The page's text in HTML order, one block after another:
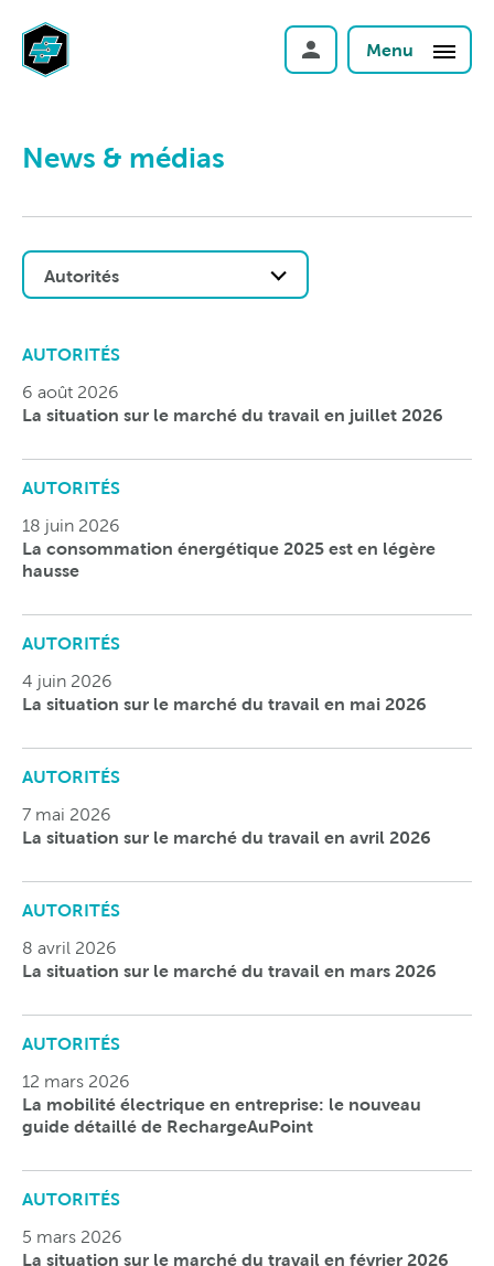
Menu
News & médias
Autorités
AUTORITÉS
6 août 2026
La situation sur le marché du travail en juillet 2026
AUTORITÉS
18 juin 2026
La consommation énergétique 2025 est en légère
hausse
AUTORITÉS
4 juin 2026
La situation sur le marché du travail en mai 2026
AUTORITÉS
7 mai 2026
La situation sur le marché du travail en avril 2026
AUTORITÉS
8 avril 2026
La situation sur le marché du travail en mars 2026
AUTORITÉS
12 mars 2026
La mobilité électrique en entreprise: le nouveau
guide détaillé de RechargeAuPoint
AUTORITÉS
5 mars 2026
La situation sur le marché du travail en février 2026